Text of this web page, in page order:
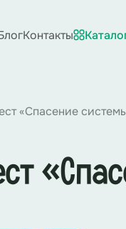
Контакты
«Спасение